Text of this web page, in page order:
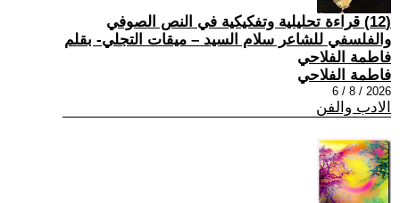
(12) قراءة تحليلية وتفكيكية في النص الصوفي
والفلسفي للشاعر سلام السيد – ميقات التجلي- بقلم
فاطمة الفلاحي
فاطمة الفلاحي
2026 / 8 / 6
الادب والفن